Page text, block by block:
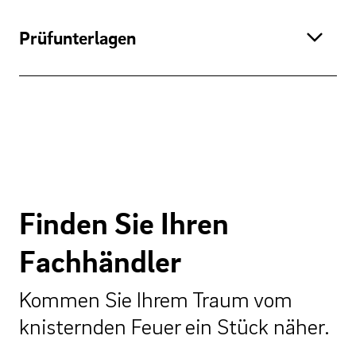
Prüfunterlagen
Finden Sie Ihren
Fachhändler
Kommen Sie Ihrem Traum vom
knisternden Feuer ein Stück näher.